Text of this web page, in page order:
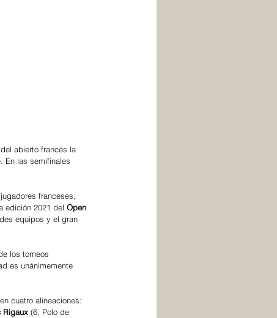
abierto francés la
En las semifinales
franceses,
edición 2021 del Open
equipos y el gran
los torneos
es unánimemente
cuatro alineaciones:
Rigaux (6, Polo de